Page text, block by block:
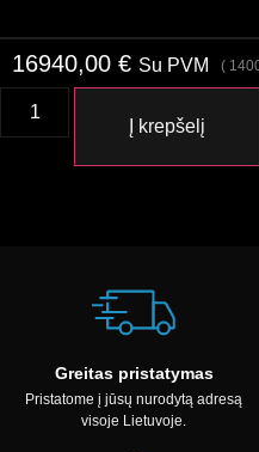
16940,00 € Su PVM (
Į krepšelį
Greitas pristatymas
Pristatome į jūsų nurodytą adresą
visoje Lietuvoje.